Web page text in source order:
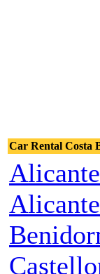
Car Rental Costa